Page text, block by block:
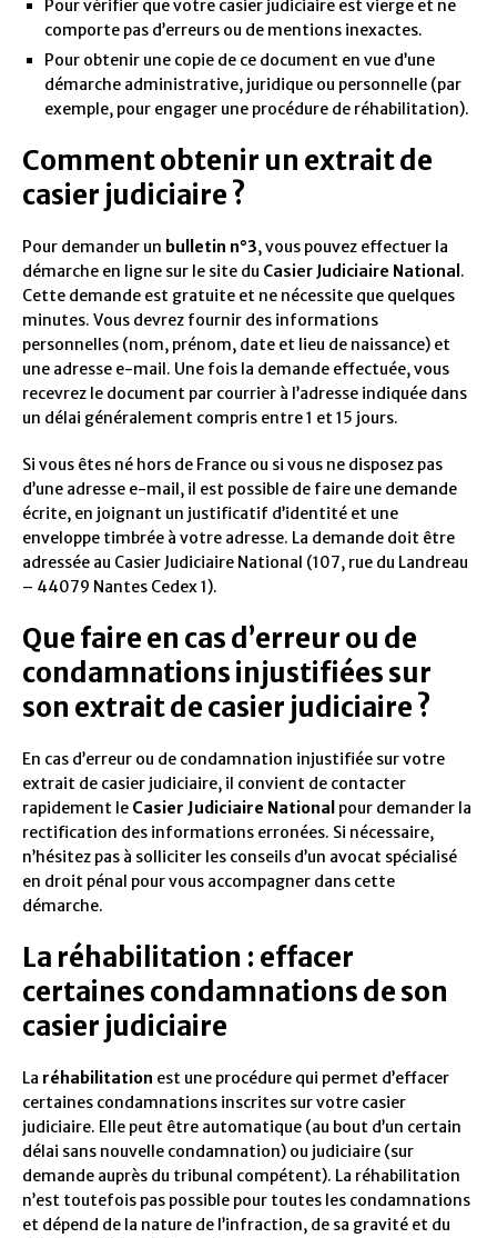
Pour vérifier que votre casier judiciaire est vierge et ne
comporte pas d’erreurs ou de mentions inexactes.
Pour obtenir une copie de ce document en vue d’une
démarche administrative, juridique ou personnelle (par
exemple, pour engager une procédure de réhabilitation).
Comment obtenir un extrait de
casier judiciaire ?
Pour demander un bulletin n°3, vous pouvez effectuer la
démarche en ligne sur le site du Casier Judiciaire National .
Cette demande est gratuite et ne nécessite que quelques
minutes. Vous devrez fournir des informations
personnelles (nom, prénom, date et lieu de naissance) et
une adresse e-mail. Une fois la demande effectuée, vous
recevrez le document par courrier à l’adresse indiquée dans
un délai généralement compris entre 1 et 15 jours.
Si vous êtes né hors de France ou si vous ne disposez pas
d’une adresse e-mail, il est possible de faire une demande
écrite, en joignant un justificatif d’identité et une
enveloppe timbrée à votre adresse. La demande doit être
adressée au Casier Judiciaire National (107, rue du Landreau
– 44079 Nantes Cedex 1).
Que faire en cas d’erreur ou de
condamnations injustifiées sur
son extrait de casier judiciaire ?
En cas d’erreur ou de condamnation injustifiée sur votre
extrait de casier judiciaire, il convient de contacter
rapidement le Casier Judiciaire National pour demander la
rectification des informations erronées. Si nécessaire,
n’hésitez pas à solliciter les conseils d’un avocat spécialisé
en droit pénal pour vous accompagner dans cette
démarche.
La réhabilitation : effacer
certaines condamnations de son
casier judiciaire
La réhabilitation est une procédure qui permet d’effacer
certaines condamnations inscrites sur votre casier
judiciaire. Elle peut être automatique (au bout d’un certain
délai sans nouvelle condamnation) ou judiciaire (sur
demande auprès du tribunal compétent). La réhabilitation
n’est toutefois pas possible pour toutes les condamnations
et dépend de la nature de l’infraction, de sa gravité et du